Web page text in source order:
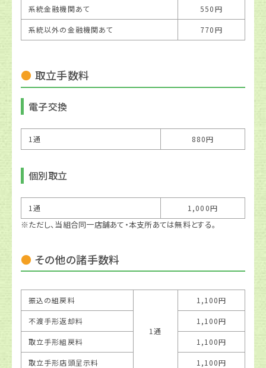
系統金融機関あて 550円
系統以外の金融機関あて 770円
取立手数料
電子交換
1通 880円
個別取立
1通 1,000円
※ただし、当組合同一店舗あて・本支所あては無料とする。
その他の諸手数料
振込の組戻料
1通
1,100円
不渡手形返却料 1,100円
取立手形組戻料 1,100円
取立手形店頭呈示料 1,100円